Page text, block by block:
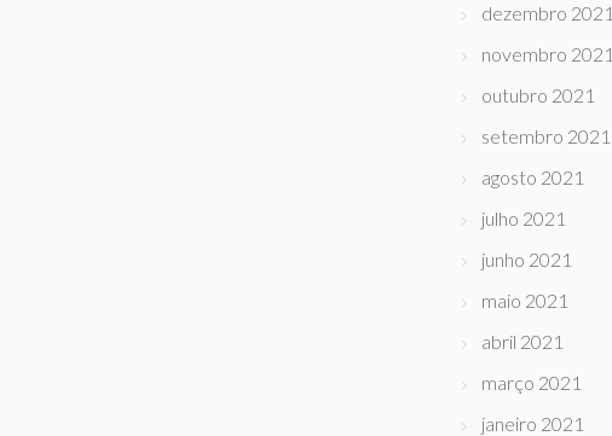
dezembro 2021
novembro 2021
outubro 2021
setembro 2021
agosto 2021
julho 2021
junho 2021
maio 2021
abril 2021
março 2021
janeiro 2021